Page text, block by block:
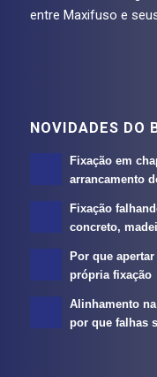
entre Maxifuso e
NOVIDADES DO
Fixação em
arrancamento
Fixação
concreto,
Por que
própria fixação
Alinhamento
por que falhas